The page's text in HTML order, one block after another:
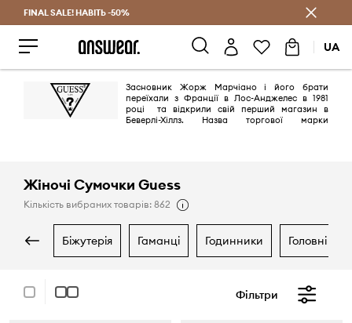
Заощаджуй з Answear Club
FINAL SALE! НАВІТЬ -50%
UA
Засновник Жорж Марчіано і його брати
переїхали з Франції в Лос-Анджелес в 1981
році та відкрили свій перший магазин в
Беверлі-Хіллз. Назва торгової марки
Жіночі Сумочки Guess
Кількість вибраних товарів: 862
біжутерія гаманці годинники головні
Фільтри